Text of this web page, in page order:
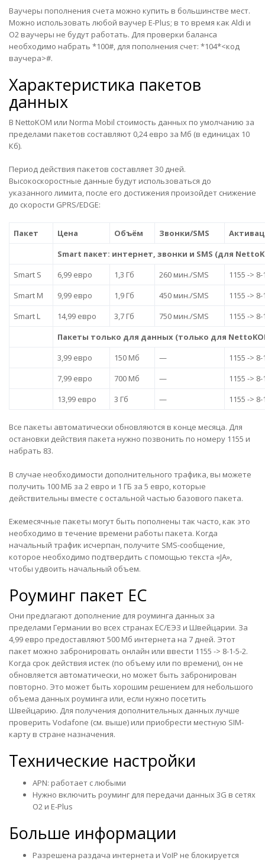
Ваучеры пополнения счета можно купить в большинстве мест.
Можно использовать любой ваучер E-Plus; в то время как Aldi и
О2 ваучеры не будут работать. Для проверки баланса
необходимо набрать *100#, для пополнения счет: *104*<код
ваучера>#.
Характеристика пакетов
данных
В NettoKOM или Norma Mobil стоимость данных по умолчанию за
пределами пакетов составляют 0,24 евро за Мб (в единицах 10
Кб).
Период действия пакетов составляет 30 дней.
Высокоскоростные данные будут использоваться до
указанного лимита, после его достижения произойдет снижение
до скорости GPRS/EDGE:
Пакет Цена Объём Звонки/SMS
Smart пакет: интернет, звонки и SMS (для
Smart S
6,99 евро 1,3 Гб 260 мин./SMS
1155 -> 8-
Smart M
9,99 евро 1,9 Гб 450 мин./SMS
1155 -> 8-
Smart L
14,99 евро 3,7 Гб 750 мин./SMS
1155 -> 8-
Пакеты только для данных (только для
3,99 евро
150 Мб —
1155 -> 8-
7,99 евро
700 Мб —
1155 -> 8-
13,99 евро
3 Гб — 1155 -> 8-
Все пакеты автоматически обновляются в конце месяца. Для
остановки действия пакета нужно позвонить по номеру 1155 и
набрать 83.
В случае необходимости дополнительного трафика, вы можете
получить 100 МБ за 2 евро и 1 ГБ за 5 евро, которые
действительны вместе с остальной частью базового пакета.
Ежемесячные пакеты могут быть пополнены так часто, как это
необходимо в течение времени работы пакета. Когда
начальный трафик исчерпан, получите SMS-сообщение,
которое необходимо подтвердить с помощью текста «JA»,
чтобы удвоить начальный объем.
Роуминг пакет ЕС
Они предлагают дополнение для роуминга данных за
пределами Германии во всех странах ЕС/ЕЭЗ и Швейцарии. За
4,99 евро предоставляют 500 Мб интернета на 7 дней. Этот
пакет можно забронировать онлайн или ввести 1155 -> 8-1-5-2.
Когда срок действия истек (по объему или по времени), он не
обновляется автоматически, но может быть забронирован
повторно. Это может быть хорошим решением для небольшого
объема данных роуминга или, если нужно посетить
Швейцарию. Для получения дополнительных данных лучше
проверить Vodafone (см. выше) или приобрести местную SIM-
карту в стране назначения.
Технические настройки
APN: работает с любыми
Нужно включить роуминг для передачи данных 3G в сетях
О2 и E-Plus
Больше информации
Разрешена раздача интернета и VoIP не блокируется